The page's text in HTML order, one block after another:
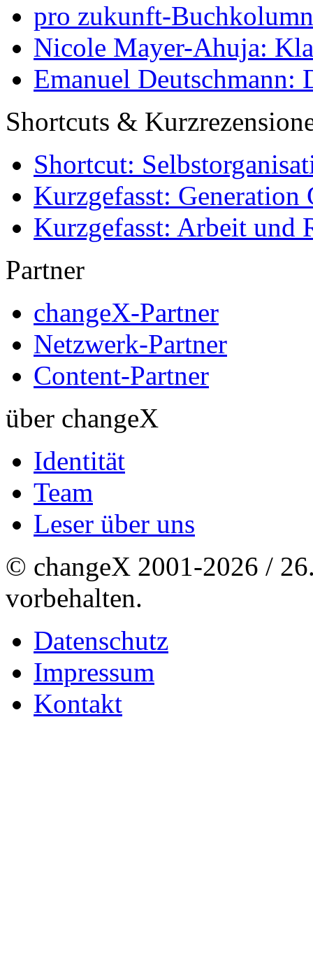
pro zukunft-
Nicole Mayer-Ahuja:
Emanuel Deutschmann:
Shortcuts &
Shortcut:
Kurzgefasst: Generation
Kurzgefasst: Arbeit und
Partner
changeX-Partner
Netzwerk-Partner
Content-Partner
über changeX
Identität
Team
Leser über uns
© changeX 2001-2026 /
vorbehalten.
Datenschutz
Impressum
Kontakt